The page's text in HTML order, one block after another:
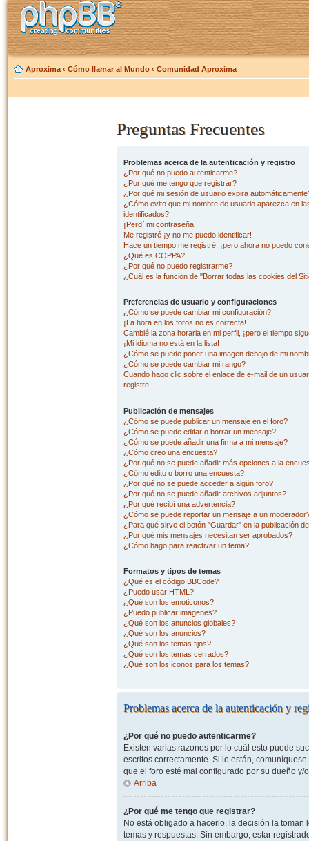
Aproxima ‹ Cómo llamar al Mundo ‹ Comunidad Aproxima
Preguntas Frecuentes
Problemas acerca de la autenticación y registro
¿Por qué no puedo autenticarme?
¿Por qué me tengo que registrar?
¿Por qué mi sesión de usuario expira
¿Cómo evito que mi nombre de usuario aparezca en
identificados?
¡Perdí mi contraseña!
Me registré ¡y no me puedo identificar!
Hace un tiempo me registré, ¡pero ahora no puedo
¿Qué es COPPA?
¿Por qué no puedo registrarme?
¿Cuál es la función de "Borrar todas las cookies del
Preferencias de usuario y configuraciones
¿Cómo se puede cambiar mi configuración?
¡La hora en los foros no es correcta!
Cambié la zona horaria en mi perfil, ¡pero el tiempo
¡Mi idioma no está en la lista!
¿Cómo se puede poner una imagen debajo de mi
¿Cómo se puede cambiar mi rango?
Cuando hago clic sobre el enlace de e-mail de un
registre!
Publicación de mensajes
¿Cómo se puede publicar un mensaje en el foro?
¿Cómo se puede editar o borrar un mensaje?
¿Cómo se puede añadir una firma a mi mensaje?
¿Cómo creo una encuesta?
¿Por qué no se puede añadir más opciones a la
¿Cómo edito o borro una encuesta?
¿Por qué no se puede acceder a algún foro?
¿Por qué no se puede añadir archivos adjuntos?
¿Por qué recibí una advertencia?
¿Cómo se puede reportar un mensaje a un
¿Para qué sirve el botón "Guardar" en la publicación
¿Por qué mis mensajes necesitan ser aprobados?
¿Cómo hago para reactivar un tema?
Formatos y tipos de temas
¿Qué es el código BBCode?
¿Puedo usar HTML?
¿Qué son los emoticonos?
¿Puedo publicar imagenes?
¿Qué son los anuncios globales?
¿Qué son los anuncios?
¿Qué son los temas fijos?
¿Qué son los temas cerrados?
¿Qué son los iconos para los temas?
Problemas acerca de la autenticación y
¿Por qué no puedo autenticarme?
Existen varias razones por lo cuál esto puede
escritos correctamente. Si lo están,
que el foro esté mal configurado por su dueño
Arriba
¿Por qué me tengo que registrar?
No está obligado a hacerlo, la decisión la
temas y respuestas. Sin embargo, estar